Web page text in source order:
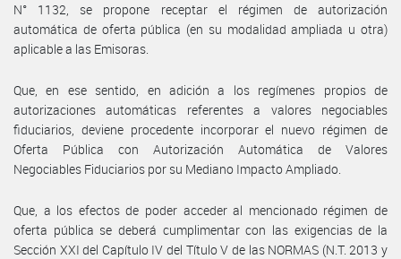
N° 1132, se propone receptar el régimen de autorización
automática de oferta pública (en su modalidad ampliada u otra)
aplicable a las Emisoras.
Que, en ese sentido, en adición a los regímenes propios de
autorizaciones automáticas referentes a valores negociables
fiduciarios, deviene procedente incorporar el nuevo régimen de
Oferta Pública con Autorización Automática de Valores
Negociables Fiduciarios por su Mediano Impacto Ampliado.
Que, a los efectos de poder acceder al mencionado régimen de
oferta pública se deberá cumplimentar con las exigencias de la
Sección XXI del Capítulo IV del Título V de las NORMAS (N.T. 2013 y